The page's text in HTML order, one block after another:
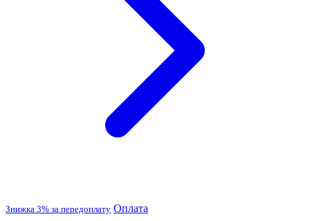
Знижка 3% за передоплату Оплата